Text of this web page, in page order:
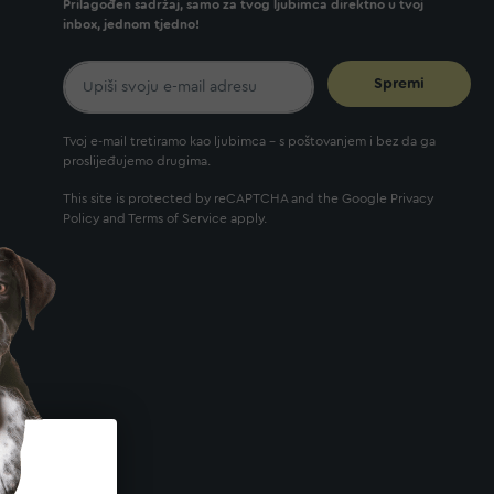
Prilagođen sadržaj, samo za tvog ljubimca direktno u tvoj
inbox, jednom tjedno!
Spremi
Tvoj e-mail tretiramo kao ljubimca - s poštovanjem i bez da ga
proslijeđujemo drugima.
This site is protected by reCAPTCHA and the Google Privacy
Policy and Terms of Service apply.